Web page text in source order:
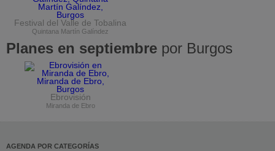
Festival del Valle de Tobalina
Quintana Martín Galíndez
Planes en septiembre por Burgos
Ebrovisión
Miranda de Ebro
AGENDA POR CATEGORÍAS